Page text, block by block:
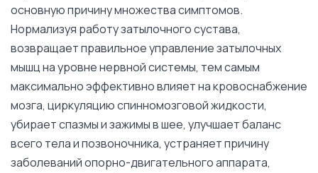
основную причину множества симптомов.
Нормализуя работу затылочного сустава,
возвращает правильное управление затылочных
мышц на уровне нервной системы, тем самым
максимально эффективно влияет на кровоснабжение
мозга, циркуляцию спинномозговой жидкости,
убирает спазмы и зажимы в шее, улучшает баланс
всего тела и позвоночника, устраняет причину
заболеваний опорно-двигательного аппарата,